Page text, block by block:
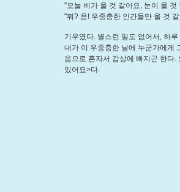
"오늘 비가 올 것 같아요, 눈이 올 것
"뭐? 음! 우중충한 인간들만 올 것
기우였다. 별스런 일도 없어서, 하
내가 이 우중충한 날에 누군가에게
음으로 혼자서 감상에 빠지곤 한다
있어요>다.